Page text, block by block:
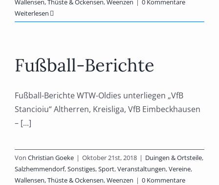
Wallensen, Thüste & Ockensen,Weenzen | 0 Kommentare
Weiterlesen
Fußball-Berichte
Fußball-Berichte WTW-Oldies unterliegen „VfB
Stancioiu“ Altherren, Kreisliga, VfB Eimbeckhausen
– [...]
Von Christian Goeke | Oktober 21st, 2018 | Duingen & Ortsteile,
Salzhemmendorf,Sonstiges,Sport,Veranstaltungen,Vereine,
Wallensen, Thüste & Ockensen,Weenzen | 0 Kommentare